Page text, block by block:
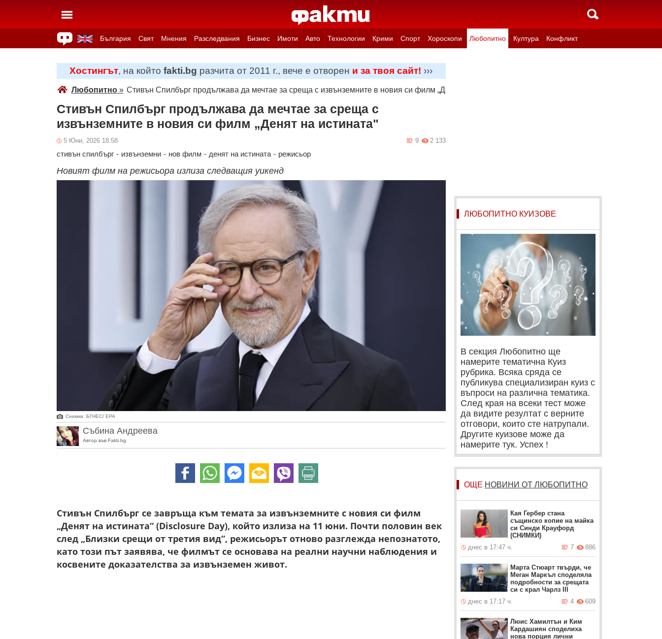
България Свят Мнения Разследвания Бизнес Имоти Авто Технологии Крими Спорт Хороскопи Любопитно Култура Конфликт
Хостингът, на който fakti.bg разчита от 2011 г., вече е отворен и за твоя сайт! ›››
Любопитно» Стивън Спилбърг продължава да мечтае за среща с извънземните в новия си филм „Денят на истината"
Стивън Спилбърг продължава да мечтае за среща с
извънземните в новия си филм „Денят на истината"
5 Юни, 2026 18:58 2 133
9
стивън спилбърг - извънземни - нов филм - денят на истината - режисьор
Новият филм на режисьора излиза следващия уикенд
Снимки: БГНЕС/ EPA
Събина Андреева
Автор във Fakti.bg
Стивън Спилбърг се завръща към темата за извънземните с новия си филм
„Денят на истината“ (Disclosure Day), който излиза на 11 юни. Почти половин век
след „Близки срещи от третия вид“, режисьорът отново разглежда непознатото,
като този път заявява, че филмът се основава на реални научни наблюдения и
косвените доказателства за извънземен живот.
ЛЮБОПИТНО КУИЗОВЕ
В секция Любопитно ще
намерите тематична Куиз
рубрика. Всяка сряда се
публикува специализиран куиз с
въпроси на различна тематика.
След края на всеки тест може
да видите резултат с верните
отговори, които сте натрупали.
Другите куизове може да
намерите тук. Успех !
ОЩЕ НОВИНИ ОТ ЛЮБОПИТНО
Кая Гербер стана
същинско копие на майка
си Синди Крауфорд
(СНИМКИ)
днес в 17:47 ч.
886
7
Марта Стюарт твърди, че
Меган Маркъл споделяла
подробности за срещата
си с крал Чарлз III
днес в 17:17 ч.
609
4
Люис Хамилтън и Ким
Кардашиян споделиха
нова порция лични